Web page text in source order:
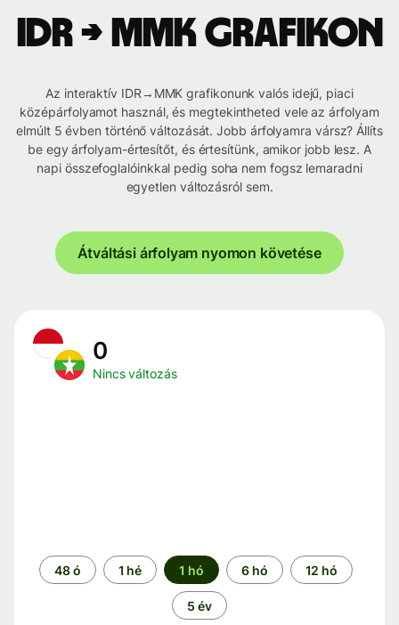
IDR → MMK grafikon
Az interaktív IDR→MMK grafikonunk valós idejű, piaci
középárfolyamot használ, és megtekintheted vele az árfolyam
elmúlt 5 évben történő változását. Jobb árfolyamra vársz? Állíts
be egy árfolyam-értesítőt, és értesítünk, amikor jobb lesz. A
napi összefoglalóinkkal pedig soha nem fogsz lemaradni
egyetlen változásról sem.
Átváltási árfolyam nyomon követése
0
Nincs változás
Időszak
48 ó 1 hé 1 hó 6 hó 12 hó
5 év